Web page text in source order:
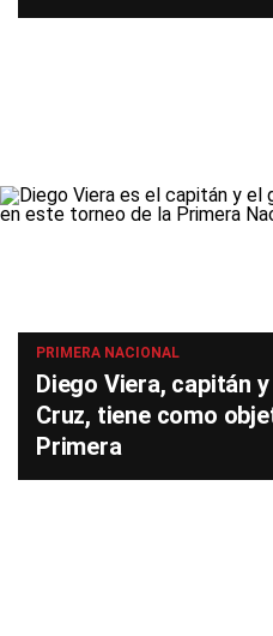
PRIMERA NACIONAL
Diego Viera, capitán
Cruz, tiene como
Primera